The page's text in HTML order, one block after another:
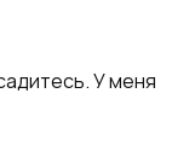
У меня